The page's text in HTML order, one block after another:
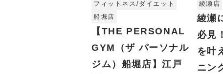
フィットネス/ダイエット
船堀店
【THE PERSONAL
GYM（ザ パーソナル
ジム）船堀店】江戸
綾瀬店
綾瀬
必見
を叶
ニン